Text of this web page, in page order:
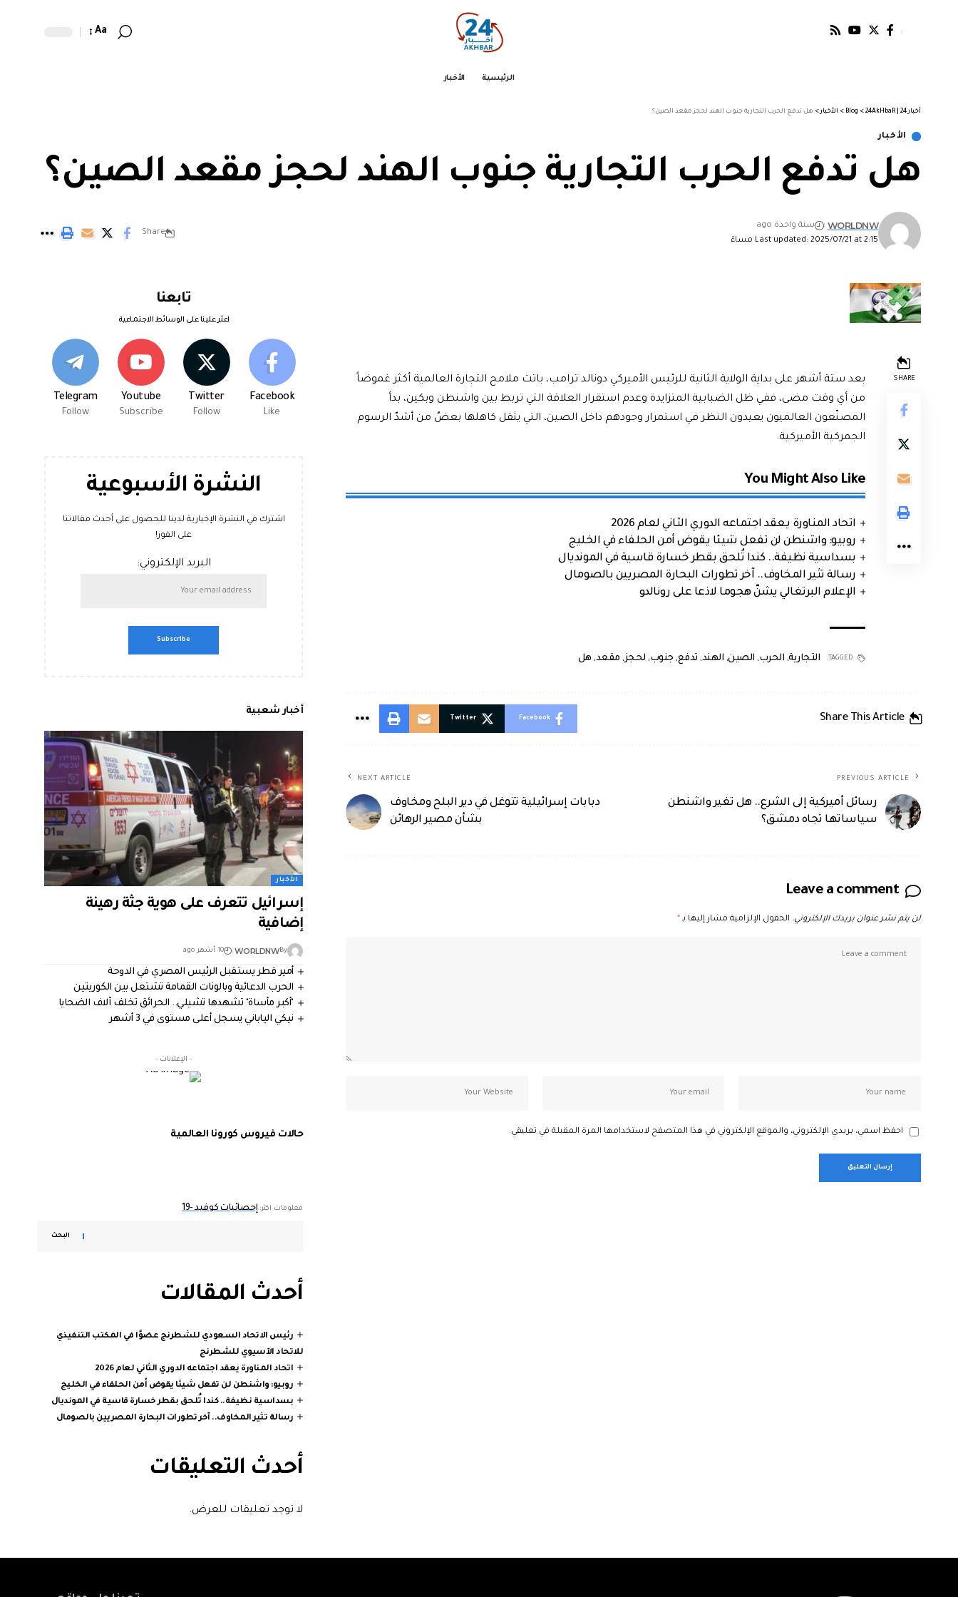
Aa
الرئيسية الأخبار
أخبار 24 | 24AkHbaR >
Blog
> الأخبار > هل تدفع الحرب التجارية جنوب الهند لحجز مقعد الصين؟
الأخبار
هل تدفع الحرب التجارية جنوب الهند لحجز مقعد الصين؟
Last updated: 2025/07/21 at 2:15 مساءً
WORLDNW
سنة واحدة ago
Share
SHARE
بعد ستة أشهر على بداية الولاية الثانية للرئيس الأميركي دونالد ترامب، باتت ملامح التجارة العالمية أكثر غموضاً
من أي وقت مضى، ففي ظل الضبابية المتزايدة وعدم استقرار العلاقة التي تربط بين واشنطن وبكين، بدأ
المصنّعون العالميون يعيدون النظر في استمرار وجودهم داخل الصين، التي يثقل كاهلها بعضٌ من أشدّ الرسوم
الجمركية الأميركية.
You Might Also Like
اتحاد المناورة يعقد اجتماعه الدوري الثاني لعام 2026
روبيو: واشنطن لن تفعل شيئا يقوض أمن الحلفاء في الخليج
بسداسية نظيفة.. كندا تُلحق بقطر خسارة قاسية في المونديال
رسالة تثير المخاوف.. آخر تطورات البحارة المصريين بالصومال
الإعلام البرتغالي يشنّ هجوما لاذعا على رونالدو
TAGGED: التجارية, الحرب, الصين, الهند, تدفع,جنوب, لحجز , مقعد, هل
Share This Article
Facebook
Twitter
PREVIOUS ARTICLE
رسائل أميركية إلى الشرع.. هل تغير واشنطن
سياساتها تجاه دمشق؟
NEXT ARTICLE
دبابات إسرائيلية تتوغل في دير البلح ومخاوف
بشأن مصير الرهائن
Leave a comment
لن يتم نشر عنوان بريدك الإلكتروني. الحقول الإلزامية مشار إليها بـ*
احفظ اسمي، بريدي الإلكتروني، والموقع الإلكتروني في هذا المتصفح لاستخدامها المرة المقبلة في تعليقي.
تابعنا
اعثر علينا على الوسائط الاجتماعية
Facebook
Like
Twitter
Follow
Youtube
Subscribe
Telegram
Follow
النشرة الأسبوعية
اشترك في النشرة الإخبارية لدينا للحصول على أحدث مقالاتنا
على الفور!
البريد الإلكتروني:
أخبار شعبية
الأخبار
إسرائيل تتعرف على هوية جثة رهينة
إضافية
By
WORLDNW 10 أشهر ago
أمير قطر يستقبل الرئيس المصري في الدوحة
الحرب الدعائية وبالونات القمامة تشتعل بين الكوريتين
"أكبر مأساة" تشهدها تشيلي.. الحرائق تخلف آلاف الضحايا
نيكي الياباني يسجل أعلى مستوى في 3 أشهر
- الإعلانات -
حالات فيروس كورونا العالمية
معلومات اكثر: إحصائيات كوفيد -19
البحث
أحدث المقالات
رئيس الاتحاد السعودي للشطرنج عضوًا في المكتب التنفيذي
للاتحاد الآسيوي للشطرنج
اتحاد المناورة يعقد اجتماعه الدوري الثاني لعام 2026
روبيو: واشنطن لن تفعل شيئا يقوض أمن الحلفاء في الخليج
بسداسية نظيفة.. كندا تُلحق بقطر خسارة قاسية في المونديال
رسالة تثير المخاوف.. آخر تطورات البحارة المصريين بالصومال
أحدث التعليقات
لا توجد تعليقات للعرض.